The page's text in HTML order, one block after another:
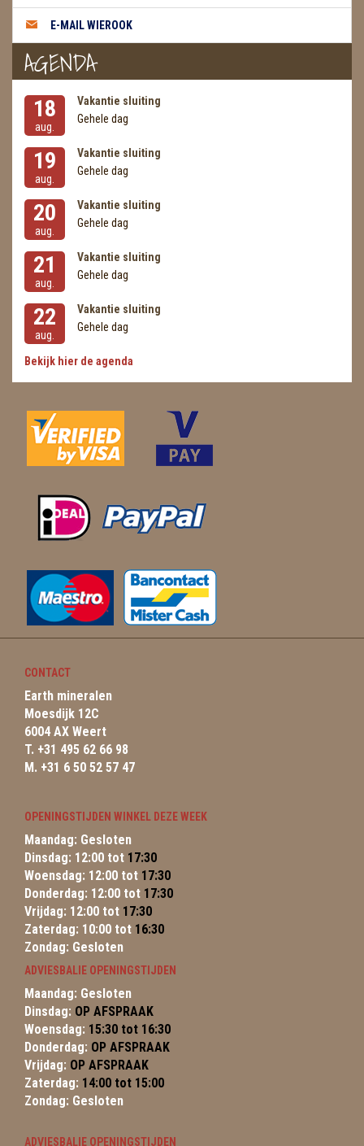
E-MAIL WIEROOK
AGENDA
18
aug.
Vakantie sluiting
Gehele dag
19
aug.
Vakantie sluiting
Gehele dag
20
aug.
Vakantie sluiting
Gehele dag
21
aug.
Vakantie sluiting
Gehele dag
22
aug.
Vakantie sluiting
Gehele dag
Bekijk hier de agenda
CONTACT
Earth mineralen
Moesdijk 12C
6004 AX Weert
T. +31 495 62 66 98
M. +31 6 50 52 57 47
OPENINGSTIJDEN WINKEL DEZE WEEK
Maandag: Gesloten
Dinsdag: 12:00 tot 17:30
Woensdag: 12:00 tot 17:30
Donderdag: 12:00 tot 17:30
Vrijdag: 12:00 tot 17:30
Zaterdag: 10:00 tot 16:30
Zondag: Gesloten
ADVIESBALIE OPENINGSTIJDEN
Maandag: Gesloten
Dinsdag: OP AFSPRAAK
Woensdag: 15:30 tot 16:30
Donderdag: OP AFSPRAAK
Vrijdag: OP AFSPRAAK
Zaterdag: 14:00 tot 15:00
Zondag: Gesloten
ADVIESBALIE OPENINGSTIJDEN